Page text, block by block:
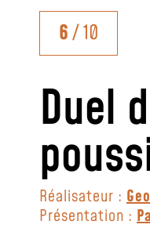
6/ 10
Duel
Réalisateur :
Présentation :